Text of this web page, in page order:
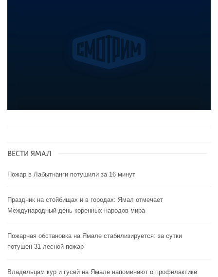
ВЕСТИ ЯМАЛ
Пожар в Лабытнанги потушили за 16 минут
Праздник на стойбищах и в городах: Ямал отмечает
Международный день коренных народов мира
Пожарная обстановка на Ямале стабилизируется: за сутки
потушен 31 лесной пожар
Владельцам кур и гусей на Ямале напоминают o профилактике